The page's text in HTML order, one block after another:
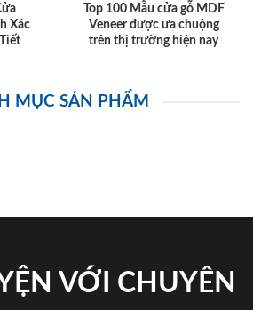
Xác
Top 100 Mẫu cửa gỗ MDF
Veneer được ưa chuộng
trên thị trường hiện nay
MỤC SẢN PHẨM
VỚI CHUYÊN